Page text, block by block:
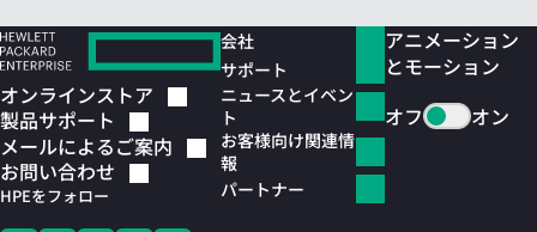
オンラインストア
製品サポート
メールによるご案内
お問い合わせ
HPEをフォロー
会社
サポート
ニュースとイベン
ト
お客様向け関連情
報
パートナー
アニメーション
とモーション
オフ
オン